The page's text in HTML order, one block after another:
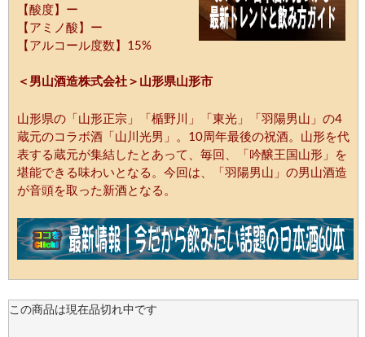
【酸度】ー
【アミノ酸】ー
【アルコール度数】15%
＜男山酒造株式会社＞山形県山形市
山形県の「山形正宗」「楯野川」「東光」「羽陽男山」の4
蔵元のコラボ酒「山川光男」。10周年最後の祝酒。山形を代
表する蔵元が集結したとあって、毎回、「吟醸王国山形」を
堪能できる味わいとなる。今回は、「羽陽男山」の男山酒造
が音頭を取った新酒となる。
この商品は現在品切れ中です